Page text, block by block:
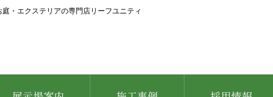
・エクステリアの専門店リーフユニティ